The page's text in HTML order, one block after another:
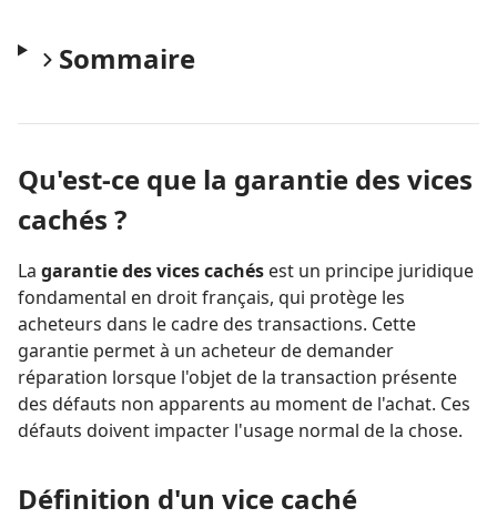
Sommaire
Qu'est-ce que la garantie des vices
cachés ?
La garantie des vices cachés est un principe juridique
fondamental en droit français, qui protège les
acheteurs dans le cadre des transactions. Cette
garantie permet à un acheteur de demander
réparation lorsque l'objet de la transaction présente
des défauts non apparents au moment de l'achat. Ces
défauts doivent impacter l'usage normal de la chose.
Définition d'un vice caché